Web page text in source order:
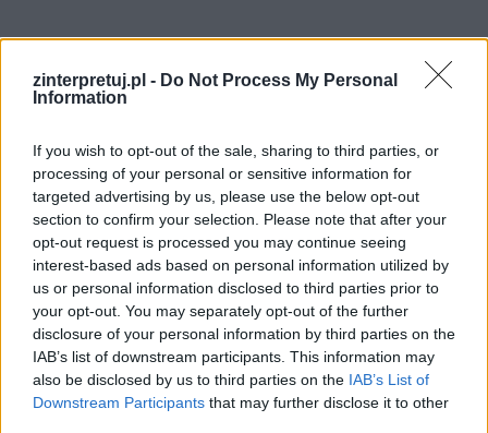
zinterpretuj.pl - Do Not Process My Personal
Information
If you wish to opt-out of the sale, sharing to third parties, or
processing of your personal or sensitive information for
targeted advertising by us, please use the below opt-out
section to confirm your selection. Please note that after your
opt-out request is processed you may continue seeing
interest-based ads based on personal information utilized by
us or personal information disclosed to third parties prior to
your opt-out. You may separately opt-out of the further
disclosure of your personal information by third parties on the
IAB’s list of downstream participants. This information may
also be disclosed by us to third parties on the IAB’s List of
Downstream Participants that may further disclose it to other